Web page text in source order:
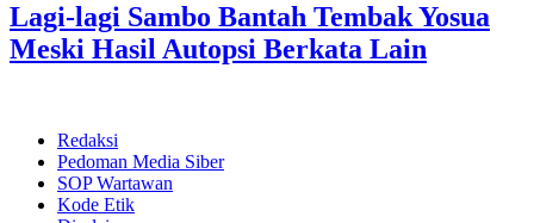
Lagi-lagi Sambo Bantah Tembak Yosua
Meski Hasil Autopsi Berkata Lain
Redaksi
Pedoman Media Siber
SOP Wartawan
Kode Etik